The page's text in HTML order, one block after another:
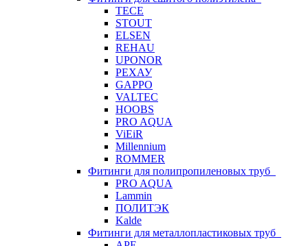
TECE
STOUT
ELSEN
REHAU
UPONOR
РЕХАУ
GAPPO
VALTEC
HOOBS
PRO AQUA
ViEiR
Millennium
ROMMER
Фитинги для полипропиленовых труб
PRO AQUA
Lammin
ПОЛИТЭК
Kalde
Фитинги для металлопластиковых труб